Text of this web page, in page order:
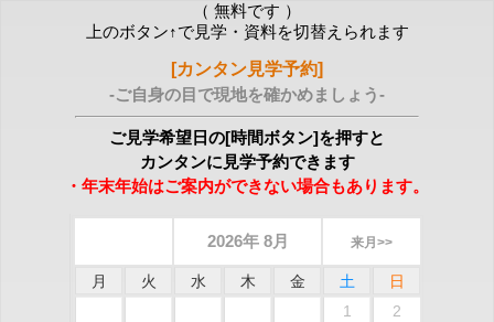
（ 無料です ）
上のボタン↑で見学・資料を切替えられます
[カンタン見学予約]
-ご自身の目で現地を確かめましょう-
ご見学希望日の[時間ボタン]を押すと
カンタンに見学予約できます
・年末年始はご案内ができない場合もあります。
2026年 8月 来月>>
月 火 水 木 金 土
日
1
2